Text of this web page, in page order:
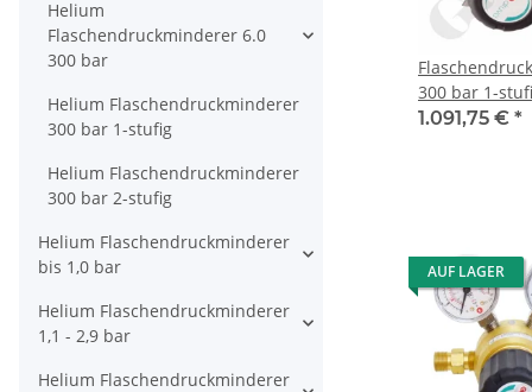
300 bar 1-
regelbar -
1.091,75 € *
AUF LAGER
Helium
Flaschendruckminderer 6.0
300 bar
Helium Flaschendruckminderer
300 bar 1-stufig
Helium Flaschendruckminderer
300 bar 2-stufig
Helium Flaschendruckminderer
bis 1,0 bar
Helium Flaschendruckminderer
1,1 - 2,9 bar
Helium Flaschendruckminderer